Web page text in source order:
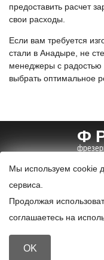
предоставить расчет
свои расходы.
Если вам требуется
стали в Анадыре, не
менеджеры с радостью
выбрать оптимальное
© 2024. Все права
Политика
данных
Мы используем cookie
сервиса.
Продолжая
соглашаетесь на
OK